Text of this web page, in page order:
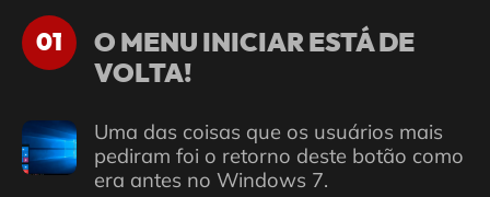
01
O MENU INICIAR ESTÁ DE
VOLTA!
Uma das coisas que os usuários mais
pediram foi o retorno deste botão como
era antes no Windows 7.